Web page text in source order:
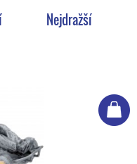
Nejdražší